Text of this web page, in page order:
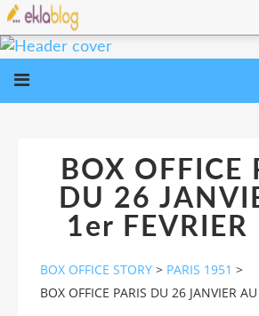
BOX OFFICE
DU 26
1er
BOX OFFICE STORY > PARIS 1951 >
BOX OFFICE PARIS DU 26 JANVIER